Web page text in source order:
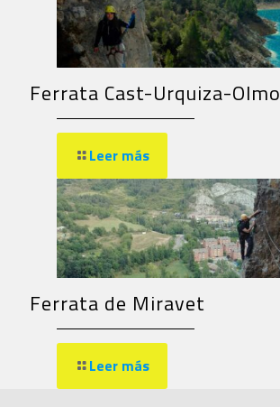
Ferrata Cast-Urquiza-Olmo
Leer más
Ferrata de Miravet
Leer más